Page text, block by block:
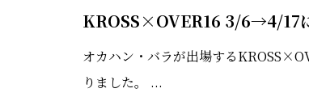
KROSS×OVER16 3/6→4/17
オカハン・バラが出場する
りました。 ...